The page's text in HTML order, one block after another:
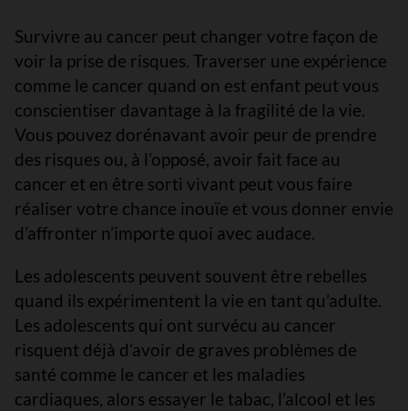
Survivre au cancer peut changer votre façon de
voir la prise de risques. Traverser une expérience
comme le cancer quand on est enfant peut vous
conscientiser davantage à la fragilité de la vie.
Vous pouvez dorénavant avoir peur de prendre
des risques ou, à l’opposé, avoir fait face au
cancer et en être sorti vivant peut vous faire
réaliser votre chance inouïe et vous donner envie
d’affronter n’importe quoi avec audace.
Les adolescents peuvent souvent être rebelles
quand ils expérimentent la vie en tant qu’adulte.
Les adolescents qui ont survécu au cancer
risquent déjà d’avoir de graves problèmes de
santé comme le cancer et les maladies
cardiaques, alors essayer le tabac, l’alcool et les